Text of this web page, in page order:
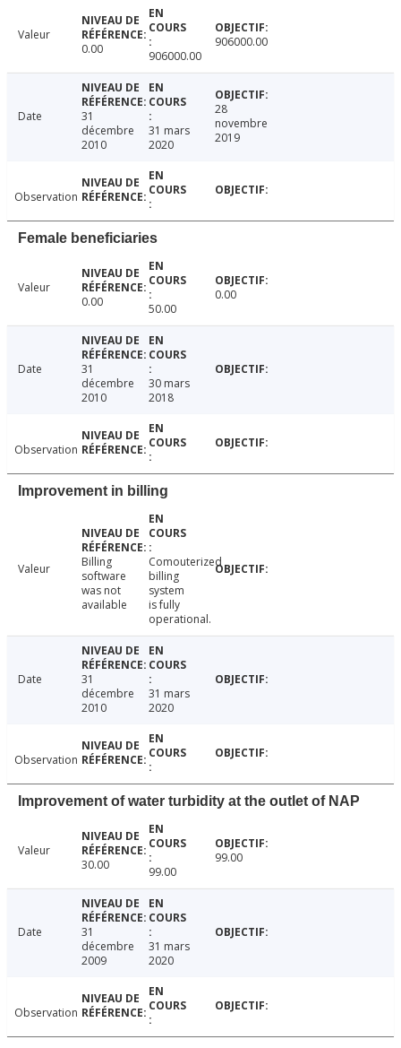
Valeur
0.00
906000.00
906000.00
Date
31
décembre
2010
31 mars
2020
28
novembre
2019
Observation
Female beneficiaries
Valeur
0.00
50.00
0.00
Date
31
décembre
2010
30 mars
2018
Observation
Improvement in billing
Valeur
Billing
software
was not
available
Comouterized
billing
system
is fully
operational.
Date
31
décembre
2010
31 mars
2020
Observation
Improvement of water turbidity at the outlet of NAP
Valeur
30.00
99.00
99.00
Date
31
décembre
2009
31 mars
2020
Observation